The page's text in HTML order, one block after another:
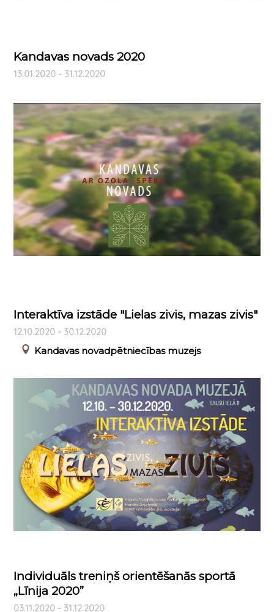
Kandavas novads 2020
13.01.2020 - 31.12.2020
Interaktīva izstāde "Lielas zivis, mazas zivis"
12.10.2020 - 30.12.2020
Kandavas novadpētniecības muzejs
Individuāls treniņš orientēšanās sportā
„Līnija 2020”
03.11.2020 - 31.12.2020